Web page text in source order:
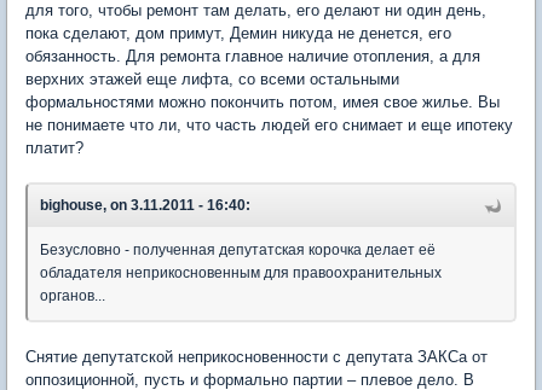
для того, чтобы ремонт там делать, его делают ни один день,
пока сделают, дом примут, Демин никуда не денется, его
обязанность. Для ремонта главное наличие отопления, а для
верхних этажей еще лифта, со всеми остальными
формальностями можно покончить потом, имея свое жилье. Вы
не понимаете что ли, что часть людей его снимает и еще ипотеку
платит?
bighouse, on 3.11.2011 - 16:40:
Безусловно - полученная депутатская корочка делает её
обладателя неприкосновенным для правоохранительных
органов...
Снятие депутатской неприкосновенности с депутата ЗАКСа от
оппозиционной, пусть и формально партии – плевое дело. В